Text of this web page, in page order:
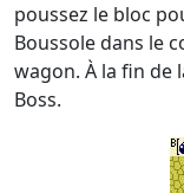
poussez le bloc
Boussole dans le
wagon. À la fin de
Boss.